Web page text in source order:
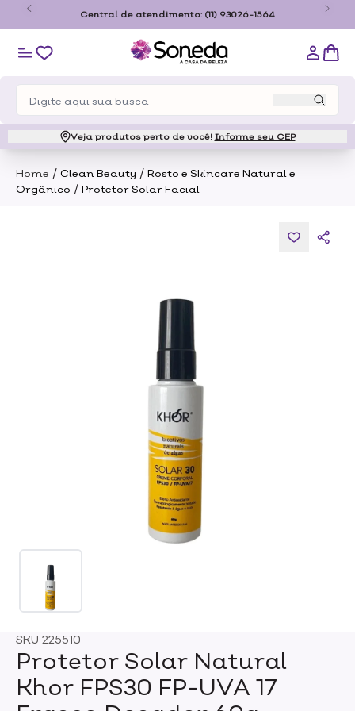
Central de atendimento: (11) 93026-1564
Veja produtos perto de você! Informe seu CEP
Home / Clean Beauty / Rosto e Skincare Natural e
Orgânico / Protetor Solar Facial
SKU 225510
Protetor Solar Natural
Khor FPS30 FP-UVA 17